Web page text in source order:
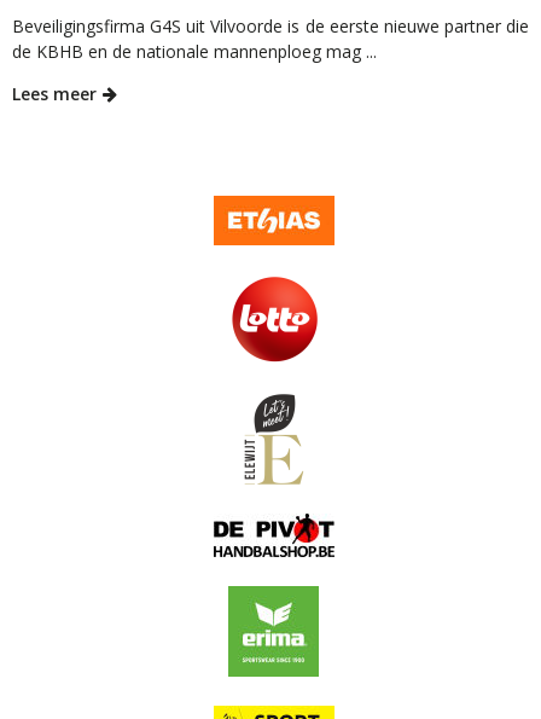
Beveiligingsfirma G4S uit Vilvoorde is de eerste nieuwe partner die
de KBHB en de nationale mannenploeg mag ...
Lees meer